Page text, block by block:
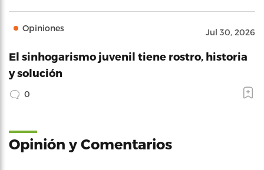
Opiniones Jul 30, 2026
El sinhogarismo juvenil tiene rostro, historia
y solución
0
Opinión y Comentarios